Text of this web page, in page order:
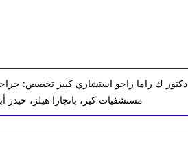
دكتور ك راما راجو استشاري كبير تخصص:
مستشفيات كير، بانجارا هيلز، حيدر